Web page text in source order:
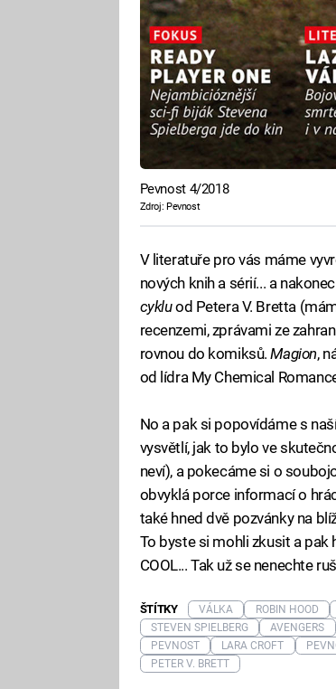
Pevnost 4/2018
Zdroj: Pevnost
V literatuře pro vás máme
nových knih a sérií... a
cykluod Petera V. Bretta
recenzemi, zprávami ze
rovnou do komiksů.Magion,
od lídra My Chemical
No a pak si popovídáme s
vysvětlí, jak to bylo ve
neví), a pokecáme si o
obvyklá porce informací o
také hned dvě pozvánky na
To byste si mohli zkusit a pak
COOL... Tak už se nenechte
ŠTÍTKY VÁLKA ROBIN HOOD
STEVEN SPIELBERG
AVENGERS
PEVNOST
LARA CROFT
PETER V. BRETT